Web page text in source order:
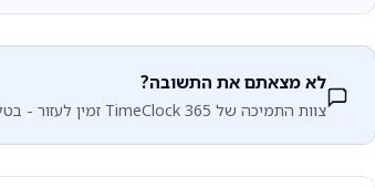
לא מצאתם את התשובה?
צוות התמיכה של TimeClock 365 זמין לעזור - בטלפון, בווצאפ ובמייל.